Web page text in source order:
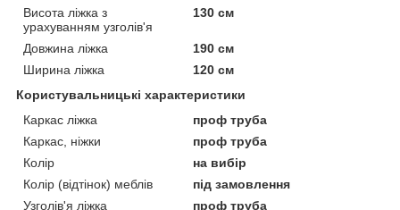
Висота ліжка з
урахуванням узголів'я
130 см
Довжина ліжка
190 см
Ширина ліжка
120 см
Користувальницькі характеристики
Каркас ліжка
проф труба
Каркас, ніжки
проф труба
Колір
на вибір
Колір (відтінок) меблів
під замовлення
Узголів'я ліжка
проф труба